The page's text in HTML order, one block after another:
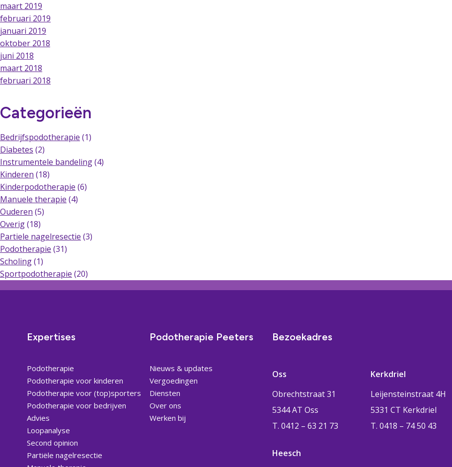
maart 2019
februari 2019
januari 2019
oktober 2018
juni 2018
maart 2018
februari 2018
Categorieën
Bedrijfspodotherapie (1)
Diabetes (2)
Instrumentele bandeling(4)
Kinderen (18)
Kinderpodotherapie (6)
Manuele therapie (4)
Ouderen (5)
Overig(18)
Partiele nagelresectie (3)
Podotherapie (31)
Scholing(1)
Sportpodotherapie (20)
Expertises
Podotherapie
Podotherapie voor kinderen
Podotherapie voor (top)sporters
Podotherapie voor bedrijven
Advies
Loopanalyse
Second opinion
Partiële nagelresectie
Podotherapie Peeters
Nieuws & updates
Vergoedingen
Diensten
Over ons
Werken bij
Bezoekadres
Oss
Obrechtstraat 31
5344 AT Oss
T. 0412 – 63 21 73
Kerkdriel
Leijensteinstraat 4H
5331 CT Kerkdriel
T. 0418 – 74 50 43
Heesch